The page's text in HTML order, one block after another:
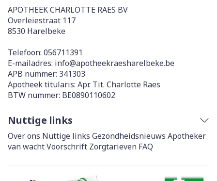
APOTHEEK CHARLOTTE RAES BV
Overleiestraat 117
8530 Harelbeke
Telefoon: 056711391
E-mailadres: info@apotheekraesharelbeke.be
APB nummer: 341303
Apotheek titularis: Apr. Tit. Charlotte Raes
BTW nummer: BE0890110602
Nuttige links
Over ons Nuttige links Gezondheidsnieuws Apotheker
van wachtVoorschrift Zorgtarieven FAQ